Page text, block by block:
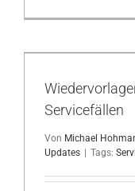
Servicefällen
Von Michael
Updates
Tags: